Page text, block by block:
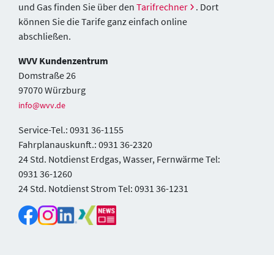
und Gas finden Sie über den Tarifrechner
. Dort
können Sie die Tarife ganz einfach online
abschließen.
WVV Kundenzentrum
Domstraße 26
97070 Würzburg
info@wvv.de
Service-Tel.: 0931 36-1155
Fahrplanauskunft.: 0931 36-2320
24 Std. Notdienst Erdgas, Wasser, Fernwärme Tel:
0931 36-1260
24 Std. Notdienst Strom Tel: 0931 36-1231